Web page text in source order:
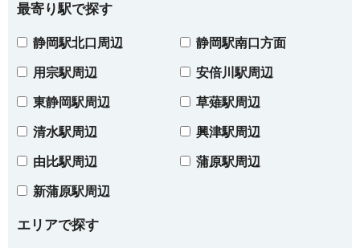
最寄り駅で探す
静岡駅北口周辺 静岡駅南口方面
用宗駅周辺 安倍川駅周辺
東静岡駅周辺 草薙駅周辺
清水駅周辺 興津駅周辺
由比駅周辺 蒲原駅周辺
新蒲原駅周辺
エリアで探す